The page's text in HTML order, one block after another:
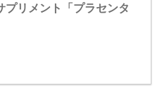
プリメント「プラセンタ